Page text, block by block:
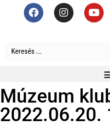
Múzeum
2022.06.20.